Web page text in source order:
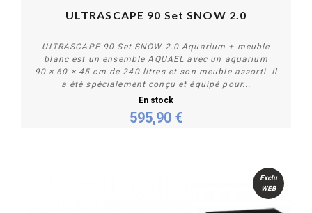
Acheter
ULTRASCAPE 90 Set SNOW 2.0
ULTRASCAPE 90 Set SNOW 2.0 Aquarium + meuble
blanc est un ensemble AQUAEL avec un aquarium
90 × 60 × 45 cm de 240 litres et son meuble assorti. Il
a été spécialement conçu et équipé pour...
En stock
595,90 €
Exclu
WEB